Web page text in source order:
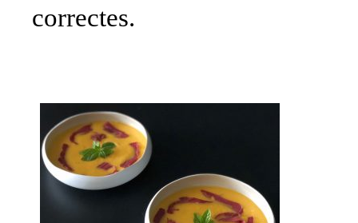
correctes.